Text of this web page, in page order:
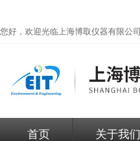
您好，欢迎光临上海博取仪器有限公司
首页 关于我们